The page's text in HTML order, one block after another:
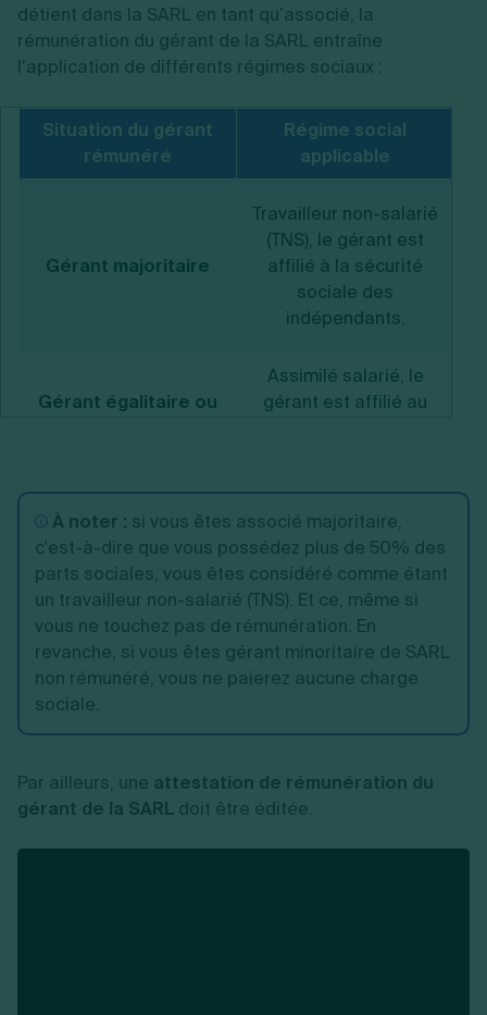
détient dans la SARL en tant qu’associé, la
rémunération du gérant de la SARL entraîne
l’application de différents régimes sociaux :
Situation du gérant
rémunéré
Régime social
applicable
Gérant majoritaire
Travailleur non-salarié
(TNS), le gérant est
affilié à la sécurité
sociale des
indépendants.
Gérant égalitaire ou
Assimilé salarié, le
gérant est affilié au
Gérant d’une SARL ou
EURL non associé
Assimilé salarié, le
gérant est affilié au
régime général de la
Sécurité Sociale.
Gérant d’une EURL et
associé unique
Travailleur non-salarié
(TNS), le gérant est
affilié à la sécurité
indépendants.
À noter : si vous êtes associé majoritaire,
c'est-à-dire que vous possédez plus de 50% des
parts sociales, vous êtes considéré comme étant
un travailleur non-salarié (TNS). Et ce, même si
vous ne touchez pas de rémunération. En
revanche, si vous êtes gérant minoritaire de SARL
non rémunéré, vous ne paierez aucune charge
sociale.
Par ailleurs, une attestation de rémunération du
gérant de la SARL doit être éditée.